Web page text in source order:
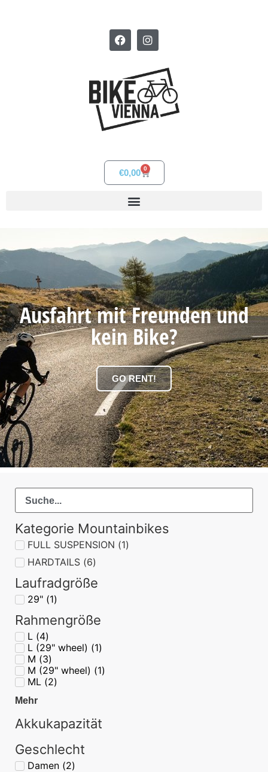
€0,00 0
Ausfahrt mit Freunden und
kein Bike?
GO RENT!
Kategorie Mountainbikes
FULL SUSPENSION (1)
HARDTAILS (6)
Laufradgröße
29" (1)
Rahmengröße
L (4)
L (29" wheel) (1)
M (3)
M (29" wheel) (1)
ML (2)
Mehr
Akkukapazität
Geschlecht
Damen (2)